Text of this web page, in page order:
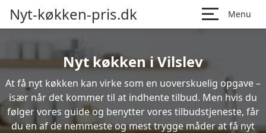
Nyt-køkken-pris.dk Menu
Nyt køkken i Vilslev
At få nyt køkken kan virke som en uoverskuelig opgave –
især når det kommer til at indhente tilbud. Men hvis du
følger vores guide og benytter vores tilbudstjeneste, får
du en af de nemmeste og mest trygge måder at få nyt